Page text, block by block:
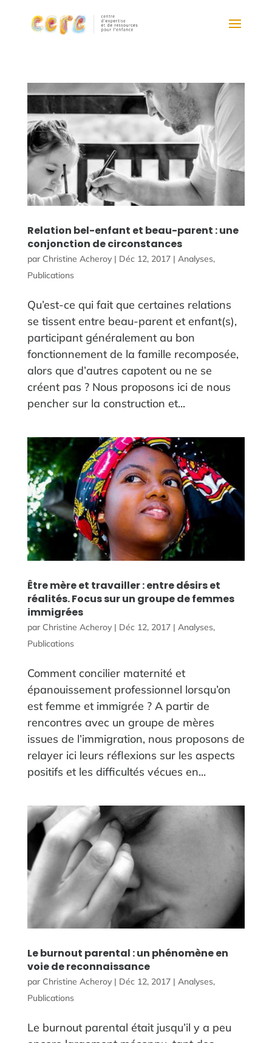
Relation bel-enfant et beau-parent : une
conjonction de circonstances
par Christine Acheroy| Déc 12, 2017| Analyses,
Publications
Qu’est-ce qui fait que certaines relations
se tissent entre beau-parent et enfant(s),
participant généralement au bon
fonctionnement de la famille recomposée,
alors que d’autres capotent ou ne se
créent pas ? Nous proposons ici de nous
pencher sur la construction et...
Être mère et travailler : entre désirs et
réalités. Focus sur un groupe de femmes
immigrées
par Christine Acheroy| Déc 12, 2017| Analyses,
Publications
Comment concilier maternité et
épanouissement professionnel lorsqu’on
est femme et immigrée ? A partir de
rencontres avec un groupe de mères
issues de l’immigration, nous proposons de
relayer ici leurs réflexions sur les aspects
positifs et les difficultés vécues en...
Le burnout parental : un phénomène en
voie de reconnaissance
par Christine Acheroy| Déc 12, 2017| Analyses,
Publications
Le burnout parental était jusqu’il y a peu